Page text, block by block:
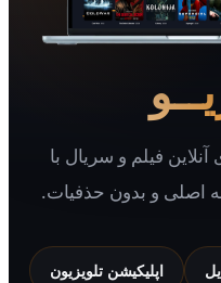
و سریال با
حذفیات.
تلویزیون